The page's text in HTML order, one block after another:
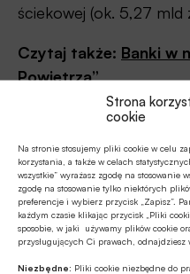
Strona
cookie
Na stronie stosujemy pliki cookie w celu
korzystania, a także w celach
wszystkie” wyrażasz zgodę na stosowanie
zgodę na stosowanie tylko niektórych
preferencje i wybierz przycisk „Zapisz”.
każdym czasie klikając przycisk „Pliki
sposobie, w jaki używamy plików cookie
przysługujących Ci prawach, odnajdziesz
Niezbędne: Pliki cookie niezbędne do
ściekowej (ok. 5,27 mld
Czytaj także: Banki w
Powietrza”
PAP BIZNES
Udostępnij